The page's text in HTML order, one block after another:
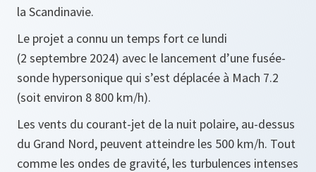
la Scandinavie.
Le projet a connu un temps fort ce lundi
(2 septembre 2024) avec le lancement d’une fusée-
sonde hypersonique qui s’est déplacée à Mach 7.2
(soit environ 8 800 km/h).
Les vents du courant-jet de la nuit polaire, au-dessus
du Grand Nord, peuvent atteindre les 500 km/h. Tout
comme les ondes de gravité, les turbulences intenses